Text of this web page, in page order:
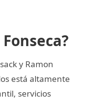
y Ramon
está altamente
servicios